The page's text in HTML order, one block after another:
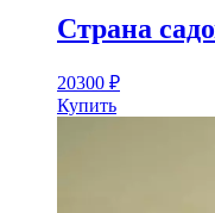
Страна
20300 ₽
Купить